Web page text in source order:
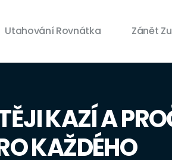
Utahování Rovnátka Zánět
KAZÍ A
KAŽDÉHO